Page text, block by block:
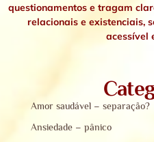
questionamentos e tragam
relacionais e existenciais,
acessível
Amor saudável – separação?
Ansiedade – pânico